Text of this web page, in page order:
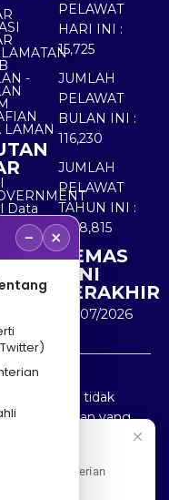
-
LAMAN
Data
Awam
PELAWAT
HARI INI :
15,725
JUMLAH
PELAWAT
BULAN INI :
116,230
JUMLAH
PELAWAT
TAHUN INI :
5,518,815
KEMAS
KINI
TERAKHIR
30/07/2026
adalah tidak
atau kerugian yang
mana maklumat
− ×
Kementerian